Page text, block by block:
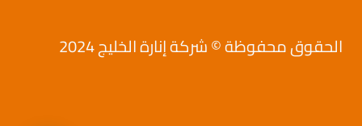
الحقوق محفوظة © شركة إنارة الخليج 2024